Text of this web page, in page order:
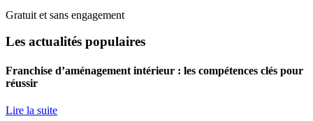
Gratuit et sans engagement
Les actualités populaires
Franchise d’aménagement intérieur : les compétences clés pour
réussir
Lire la suite